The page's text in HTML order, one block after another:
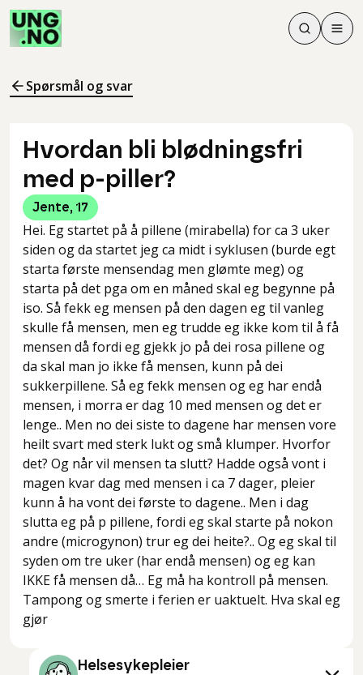
Søk
Søk
Meny
Spørsmål og svar
Hvordan bli blødningsfri
med p-piller?
Jente, 17
Hei. Eg startet på å pillene (mirabella) for ca 3 uker
siden og da startet jeg ca midt i syklusen (burde egt
starta første mensendag men glømte meg) og
starta på det pga om en måned skal eg begynne på
iso. Så fekk eg mensen på den dagen eg til vanleg
skulle få mensen, men eg trudde eg ikke kom til å få
mensen då fordi eg gjekk jo på dei rosa pillene og
da skal man jo ikke få mensen, kunn på dei
sukkerpillene. Så eg fekk mensen og eg har endå
mensen, i morra er dag 10 med mensen og det er
lenge.. Men no dei siste to dagene har mensen vore
heilt svart med sterk lukt og små klumper. Hvorfor
det? Og når vil mensen ta slutt? Hadde også vont i
magen kvar dag med mensen i ca 7 dager, pleier
kunn å ha vont dei første to dagene.. Men i dag
slutta eg på p pillene, fordi eg skal starte på nokon
andre (microgynon) trur eg dei heite?.. Og eg skal til
syden om tre uker (har endå mensen) og eg kan
IKKE få mensen då… Eg må ha kontroll på mensen.
Tampong og smerte i ferien er uaktuelt. Hva skal eg
gjør
Helsesykepleier